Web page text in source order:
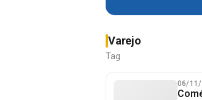
Varejo
Tag
06/11/